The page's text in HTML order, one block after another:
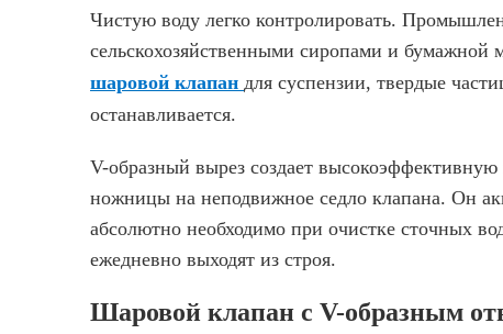
Чистую воду легко контролировать.
сельскохозяйственными сиропами и бумажной
шаровой клапан для суспензии, твердые
останавливается.
V-образный вырез создает
ножницы на неподвижное седло клапана. Он
абсолютно необходимо при очистке сточных
ежедневно выходят из строя.
Шаровой клапан с V-образным